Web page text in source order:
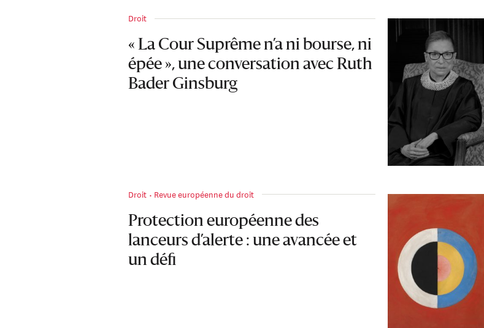
Droit
« La Cour Suprême n’a ni bourse, ni
épée », une conversation avec Ruth
Bader Ginsburg
Droit Revue européenne du droit
Protection européenne des
lanceurs d’alerte : une avancée et
un défi